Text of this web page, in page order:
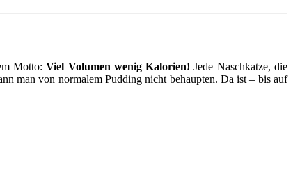
Motto:Viel Volumen wenig Kalorien! Jede Naschkatze, die
man von normalem Pudding nicht behaupten. Da ist – bis auf